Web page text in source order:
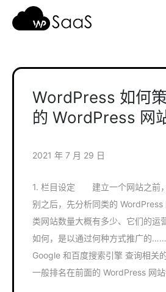
WordPress 如何
的 WordPress 网
2021 年 7 月 29 日
1. 栏目设定 建立一个网站之前
别之后，先分析同类的 WordPress
类网站数量大概有多少、它们的运
如何，是以通过何种方式推广的
Google 和百度搜索引擎 查询相关
一般排名在前面的 WordPress 网站